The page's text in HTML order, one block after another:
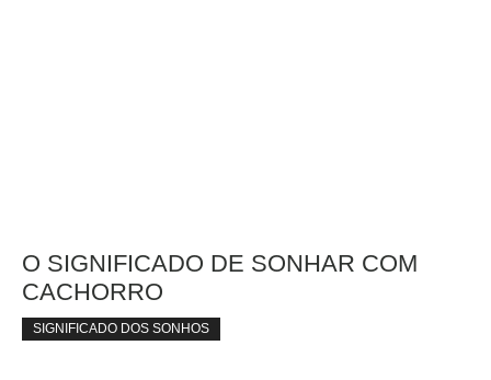
O SIGNIFICADO DE SONHAR COM
CACHORRO
SIGNIFICADO DOS SONHOS